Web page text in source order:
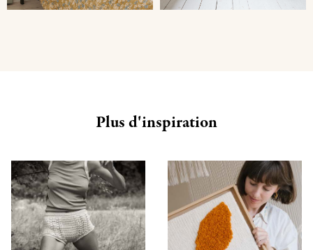
Plus d'inspiration